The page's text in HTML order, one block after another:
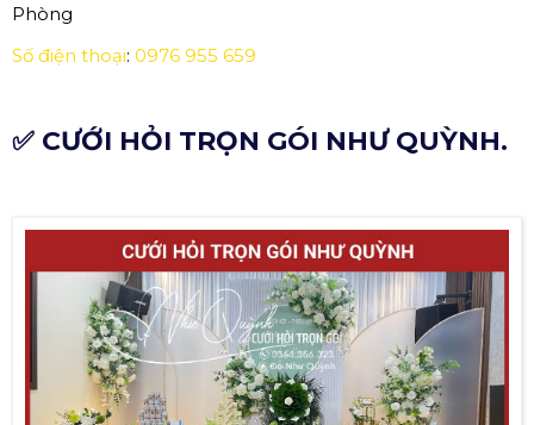
Phòng
Số điện thoại: 0976 955 659
✅ CƯỚI HỎI TRỌN GÓI NHƯ QUỲNH.